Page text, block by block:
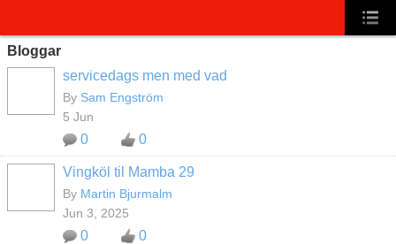
Bloggar
servicedags men med vad
By Sam Engström
5 Jun
0 0
Vingköl til Mamba 29
By Martin Bjurmalm
Jun 3, 2025
0 0